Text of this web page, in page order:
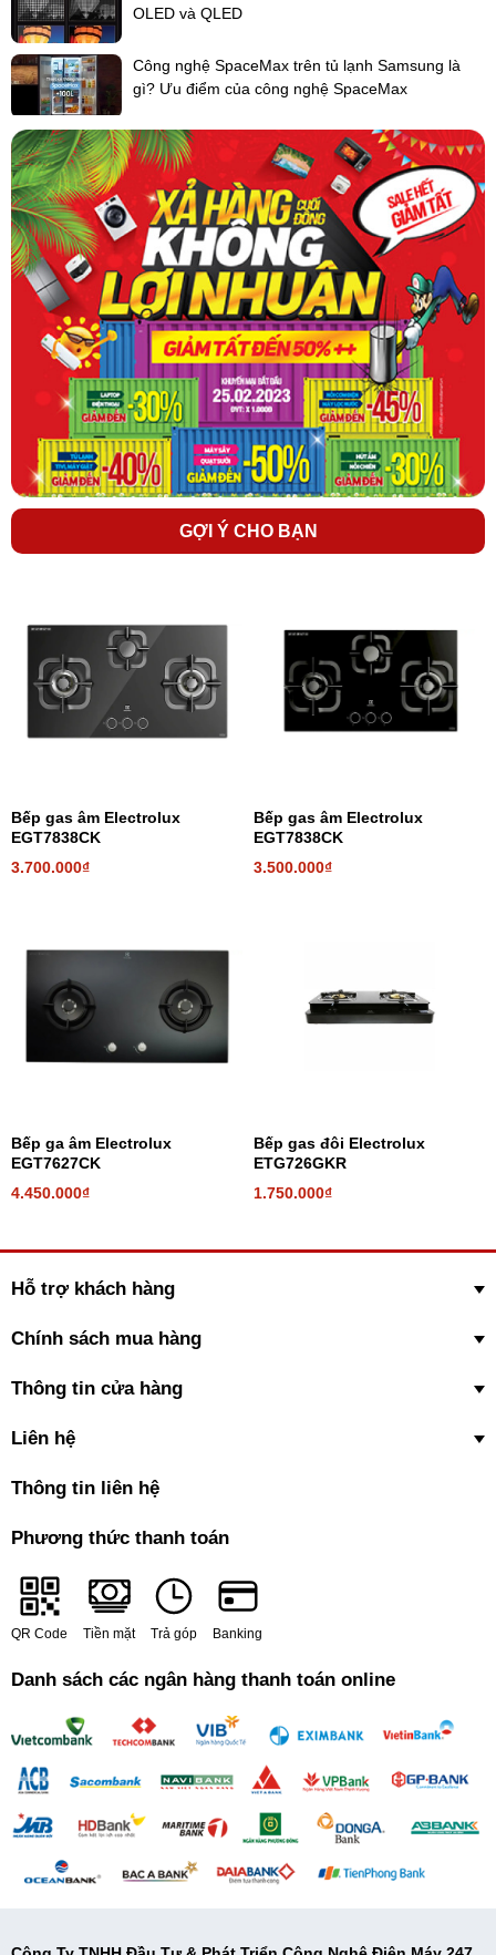
Đầu đốt bằng đồng thau bền bỉ hạn chế bị ăn mòn
Có nhiều lỗ nhỏ trên đầu đốt không chỉ giúp bếp gas đôi tạo được
ngọn lửa đều, tập trung làm chín thức ăn nhanh hơn mà còn tiết
kiệm năng lượng tối đa.
Xem thêm:Ưu điểm của đầu đốt bằng đồng thau
Kiềng bếp gas bằng kim loại phủ men sáng bóng,
đổ.
Đầu hâm tiện dụng
liệu.
Xem thêm: Lợi ích của đầu hâm
Bếp ga đôi ElectroluxETG728GKR giá đỡ nhỏ
cho phép bạn nấu nướng với nồi/chảo có kích
thước nhỏ thuận tiện
OLED và QLED
Công nghệ SpaceMax trên tủ lạnh Samsung là
gì? Ưu điểm của công nghệ SpaceMax
GỢI Ý CHO BẠN
Bếp gas âm Electrolux
EGT7838CK
3.700.000₫
Bếp gas âm Electrolux
EGT7838CK
3.500.000₫
Bếp ga âm Electrolux
EGT7627CK
4.450.000₫
Bếp gas đôi Electrolux
ETG726GKR
1.750.000₫
Hỗ trợ khách hàng
Chính sách mua hàng
Thông tin cửa hàng
Liên hệ
Thông tin liên hệ
Phương thức thanh toán
QR Code Tiền mặt Trả góp Banking
Danh sách các ngân hàng thanh toán online